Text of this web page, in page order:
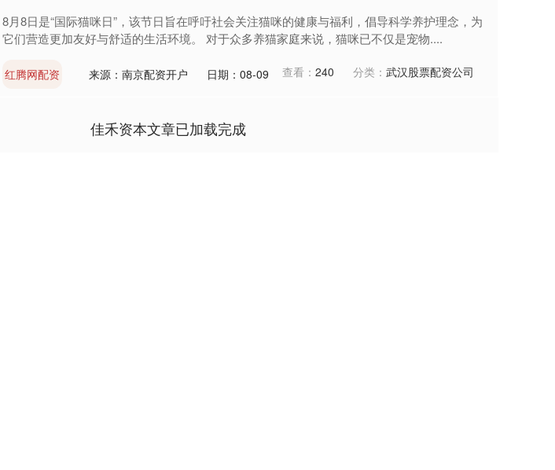
8月8日是“国际猫咪日”，该节日旨在呼吁社会关注猫咪的健康与福利，倡导科学养护理念，为
它们营造更加友好与舒适的生活环境。 对于众多养猫家庭来说，猫咪已不仅是宠物....
红腾网配资 来源：南京配资开户 日期：08-09 查看： 240 分类： 武汉股票配资公司
佳禾资本文章已加载完成